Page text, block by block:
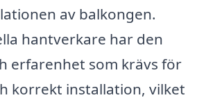
av balkongen.
hantverkare har den
erfarenhet som krävs för
korrekt installation, vilket